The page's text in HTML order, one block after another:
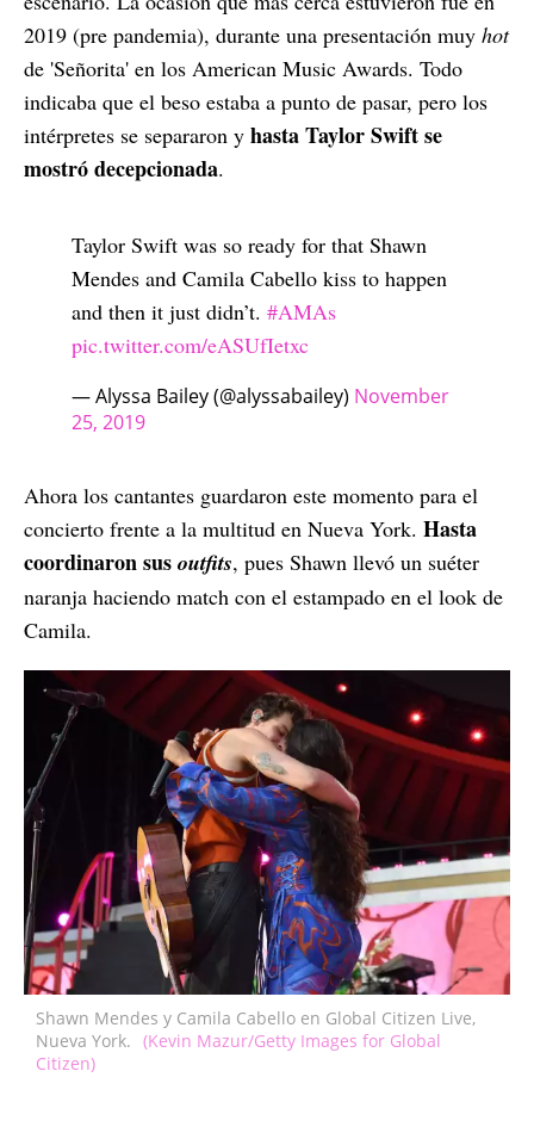
2019 (pre pandemia), durante una presentación muy hot
de 'Señorita' en los American Music Awards. Todo
indicaba que el beso estaba a punto de pasar, pero los
intérpretes se separaron y hasta Taylor Swift se
mostró decepcionada.
Taylor Swift was so ready for that Shawn
Mendes and Camila Cabello kiss to happen
and then it just didn’t. #AMAs
pic.twitter.com/eASUfIetxc
— Alyssa Bailey (@alyssabailey) November
25, 2019
Ahora los cantantes guardaron este momento para el
concierto frente a la multitud en Nueva York. Hasta
coordinaron sus outfits, pues Shawn llevó un suéter
naranja haciendo match con el estampado en el look de
Camila.
Shawn Mendes y Camila Cabello en Global Citizen Live,
Nueva York. (Kevin Mazur/Getty Images for Global
Citizen)